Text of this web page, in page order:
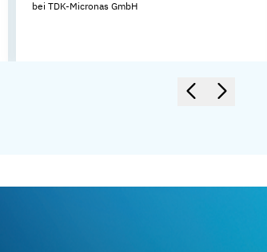
bei TDK-Micronas GmbH